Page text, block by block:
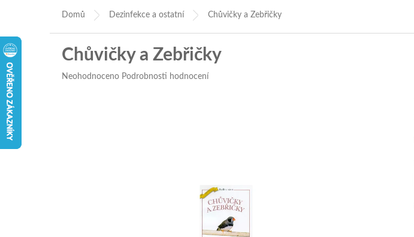
Domů Dezinfekce a ostatní Chůvičky a Zebřičky
Chůvičky a Zebřičky
Průměrné
Neohodnoceno Podrobnosti hodnocení